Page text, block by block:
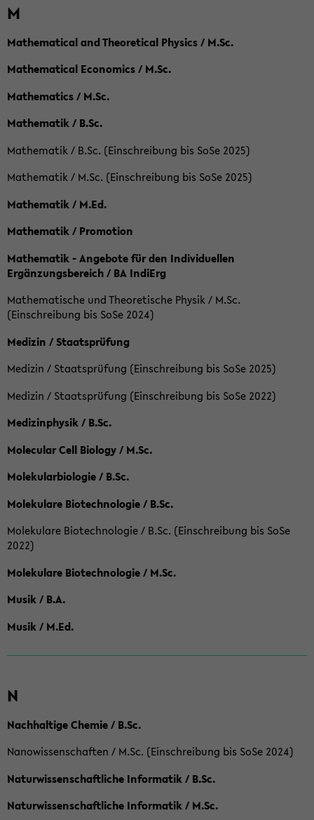
M
Mathematical and Theoretical Physics / M.Sc.
Mathematical Economics / M.Sc.
Mathematics / M.Sc.
Mathematik / B.Sc.
Mathematik / B.Sc. (Einschreibung bis SoSe 2025)
Mathematik / M.Sc. (Einschreibung bis SoSe 2025)
Mathematik / M.Ed.
Mathematik / Promotion
Mathematik - Angebote für den Individuellen
Ergänzungsbereich / BA IndiErg
Mathematische und Theoretische Physik / M.Sc.
(Einschreibung bis SoSe 2024)
Medizin / Staatsprüfung
Medizin / Staatsprüfung (Einschreibung bis SoSe 2025)
Medizin / Staatsprüfung (Einschreibung bis SoSe 2022)
Medizinphysik / B.Sc.
Molecular Cell Biology / M.Sc.
Molekularbiologie / B.Sc.
Molekulare Biotechnologie / B.Sc.
Molekulare Biotechnologie / B.Sc. (Einschreibung bis SoSe
2022)
Molekulare Biotechnologie / M.Sc.
Musik / B.A.
Musik / M.Ed.
N
Nachhaltige Chemie / B.Sc.
Nanowissenschaften / M.Sc. (Einschreibung bis SoSe 2024)
Naturwissenschaftliche Informatik / B.Sc.
Naturwissenschaftliche Informatik / M.Sc.